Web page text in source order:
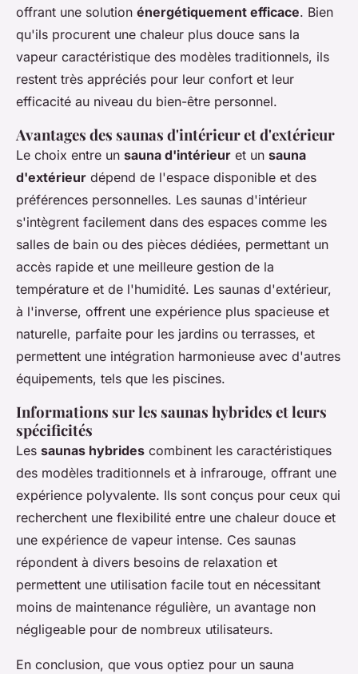
offrant une solution énergétiquement efficace. Bien
qu'ils procurent une chaleur plus douce sans la
vapeur caractéristique des modèles traditionnels, ils
restent très appréciés pour leur confort et leur
efficacité au niveau du bien-être personnel.
Avantages des saunas d'intérieur et d'extérieur
Le choix entre un sauna d'intérieur et un sauna
d'extérieur dépend de l'espace disponible et des
préférences personnelles. Les saunas d'intérieur
s'intègrent facilement dans des espaces comme les
salles de bain ou des pièces dédiées, permettant un
accès rapide et une meilleure gestion de la
température et de l'humidité. Les saunas d'extérieur,
à l'inverse, offrent une expérience plus spacieuse et
naturelle, parfaite pour les jardins ou terrasses, et
permettent une intégration harmonieuse avec d'autres
équipements, tels que les piscines.
Informations sur les saunas hybrides et leurs
spécificités
Les saunas hybrides combinent les caractéristiques
des modèles traditionnels et à infrarouge, offrant une
expérience polyvalente. Ils sont conçus pour ceux qui
recherchent une flexibilité entre une chaleur douce et
une expérience de vapeur intense. Ces saunas
répondent à divers besoins de relaxation et
permettent une utilisation facile tout en nécessitant
moins de maintenance régulière, un avantage non
négligeable pour de nombreux utilisateurs.
En conclusion, que vous optiez pour un sauna